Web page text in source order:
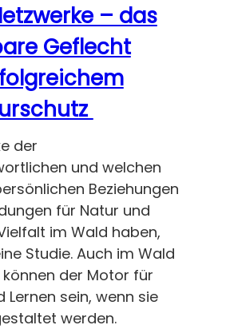
– das
Geflecht
der
und welchen
Beziehungen
für Natur und
im Wald haben,
Studie. Auch im Wald
der Motor für
Lernen sein, wenn sie
werden.